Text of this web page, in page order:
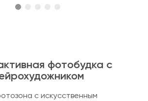
фотобудка с
с искусственным